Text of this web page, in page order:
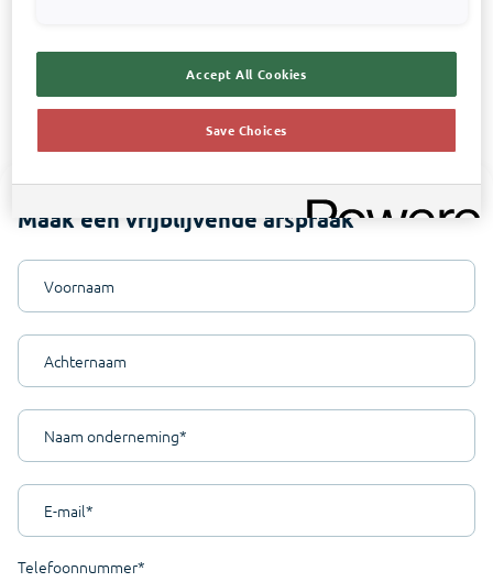
Maak een vrijblijvende afspraak
Voornaam
Achternaam
Naam onderneming*
E-mail*
Telefoonnummer*
Accept All Cookies
Save Choices